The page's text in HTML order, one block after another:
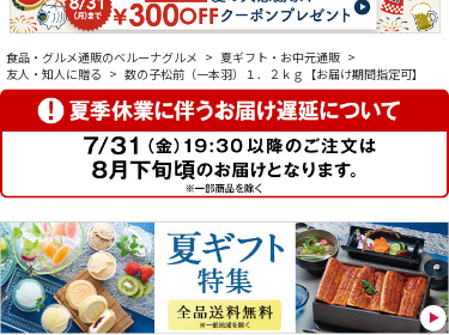
食品・グルメ通販のベルーナグルメ > 夏ギフト・お中元通販 >
友人・知人に贈る > 数の子松前（一本羽）１．２ｋｇ【お届け期間指定可】